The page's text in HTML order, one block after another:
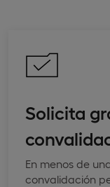
Solicita
En menos de
convalidación